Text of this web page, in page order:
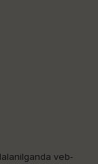
veb-